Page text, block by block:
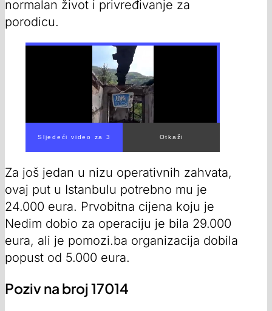
normalan život i privređivanje za
porodicu.
Sljedeći video za 1 Otkaži
Za još jedan u nizu operativnih zahvata,
ovaj put u Istanbulu potrebno mu je
24.000 eura. Prvobitna cijena koju je
Nedim dobio za operaciju je bila 29.000
eura, ali je pomozi.ba organizacija dobila
popust od 5.000 eura.
Poziv na broj 17014